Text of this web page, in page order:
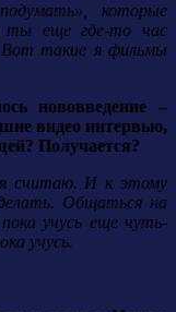
которые
ты еще где-то час
такие я фильмы
нововведение –
видео интервью,
Получается?
считаю. И к этому
Общаться на
учусь еще чуть-
учусь.